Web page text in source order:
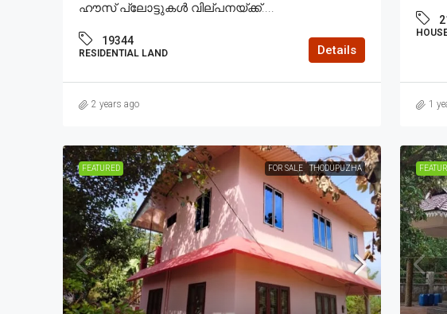
ഹൗസ് പ്ലോട്ടുകൾ വില്പനയ്ക്ക്....
19344
RESIDENTIAL LAND Details
2 years ago 1
FEATURED FOR SALE THODUPUZHA